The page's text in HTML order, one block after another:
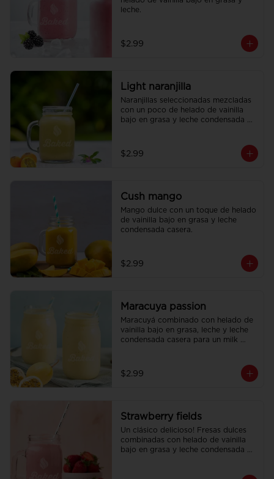
leche.
$2.99
Light naranjilla
Naranjillas seleccionadas mezcladas
con un poco de helado de vainilla
bajo en grasa y leche condensada
$2.99
Cush mango
Mango dulce con un toque de helado
de vainilla bajo en grasa y leche
condensada casera.
$2.99
Maracuya passion
Maracuyá combinado con helado de
vainilla bajo en grasa, leche y leche
condensada casera para un milk
$2.99
Strawberry fields
Un clásico delicioso! Fresas dulces
combinadas con helado de vainilla
bajo en grasa y leche condensada